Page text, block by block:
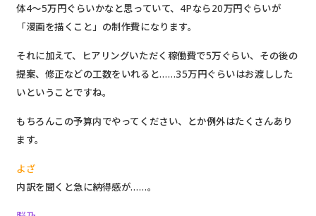
体4〜5万円ぐらいかなと思っていて、4Pなら20万円ぐらいが
「漫画を描くこと」の制作費になります。
それに加えて、ヒアリングいただく稼働費で5万ぐらい、その後の
提案、修正などの工数をいれると……35万円ぐらいはお渡しした
いということですね。
もちろんこの予算内でやってください、とか例外はたくさんあり
ます。
よざ
内訳を聞くと急に納得感が……。